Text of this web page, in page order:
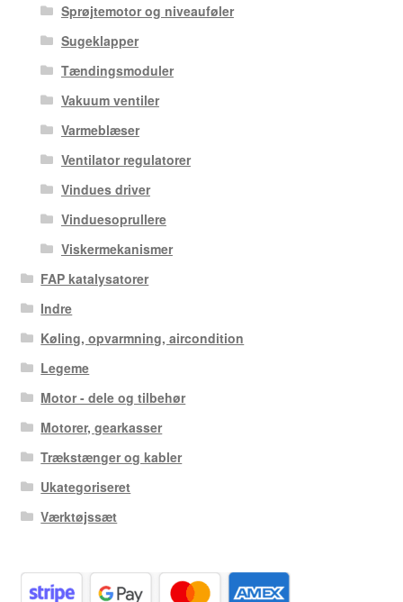
Sprøjtemotor og niveauføler
Sugeklapper
Tændingsmoduler
Vakuum ventiler
Varmeblæser
Ventilator regulatorer
Vindues driver
Vinduesoprullere
Viskermekanismer
FAP katalysatorer
Indre
Køling, opvarmning, aircondition
Legeme
Motor - dele og tilbehør
Motorer, gearkasser
Trækstænger og kabler
Ukategoriseret
Værktøjssæt